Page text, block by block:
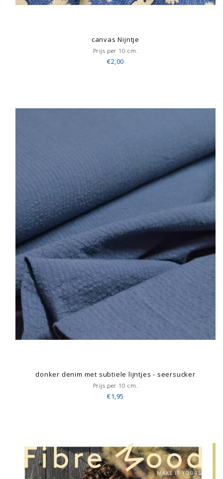
canvas Nijntje
Prijs per 10 cm.
€2,00
donker denim met subtiele lijntjes - seersucker
Prijs per 10 cm.
€1,95